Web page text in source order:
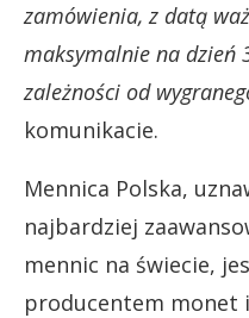
zamówienia, z datą
maksymalnie na dzień
zależności od
komunikacie.
Mennica Polska,
najbardziej
mennic na świecie,
producentem monet